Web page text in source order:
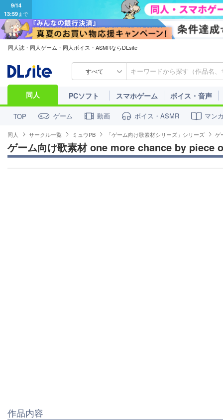
9/14
13:59まで
同人誌・同人ゲーム・同人ボイス・ASMRならDLsite
すべて
同人 PCソフト スマホゲーム ボイス・音声
TOP ゲーム 動画 ボイス・ASMR マン
同人 サークル一覧 ミュウPB 「ゲーム向け歌素材シリーズ」シリーズ ゲ
ゲーム向け歌素材 one more chance by piece
作品内容